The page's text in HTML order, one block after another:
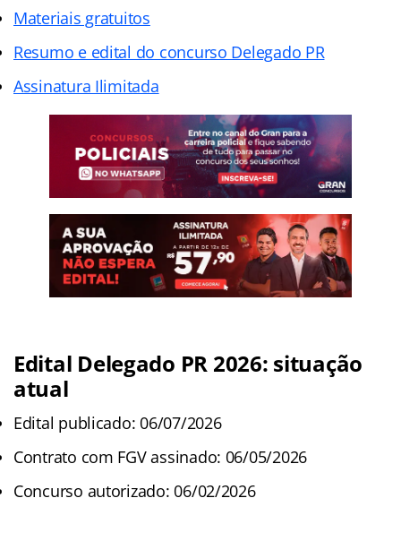
Materiais gratuitos
Resumo e edital do concurso Delegado PR
Assinatura Ilimitada
Edital Delegado PR 2026: situação
atual
Edital publicado: 06/07/2026
Contrato com FGV assinado: 06/05/2026
Concurso autorizado: 06/02/2026